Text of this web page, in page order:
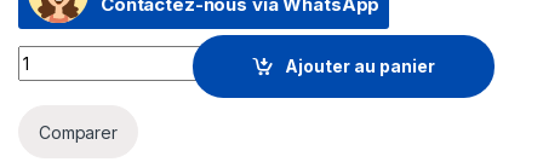
Prix Micro-casque sans fil Jabra Engage 55 avec Socle de
Ajouter au panier
Comparer